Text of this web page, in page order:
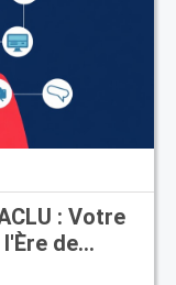
: Votre
de